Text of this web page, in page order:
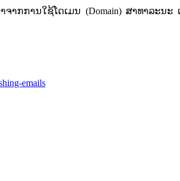
ກການໃຊ້​ໂດ​ເມນ (Domain) ​ສາທາລະນະ​
emails